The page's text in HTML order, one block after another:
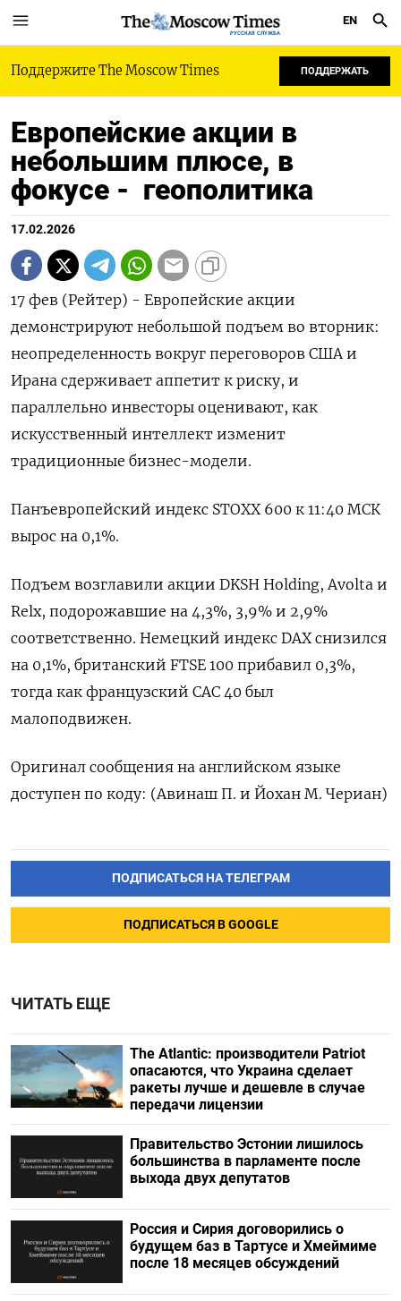
РУССКАЯ СЛУЖБА
EN
Поддержите The Moscow Times ПОДДЕРЖАТЬ
Европейские акции в
небольшим плюсе, в
фокусе - геополитика
17.02.2026
17 фев (Рейтер) - Европейские акции
демонстрируют небольшой подъем во ‌вторник:
неопределенность вокруг переговоров США и
Ирана сдерживает аппетит ​к ​риску, и
параллельно ​инвесторы оценивают, ⁠как
‌искусственный интеллект изменит
традиционные ‌бизнес-модели.
Панъевропейский индекс STOXX ​600 к ‌11:40 МСК
вырос на ​0,1%.
Подъем возглавили ‌акции DKSH Holding, Avolta и
Relx, подорожавшие на ​4,​3%, ‌3,9% и ​2,9%
соответственно. Немецкий индекс DAX снизился
на 0,1%, британский FTSE 100 прибавил 0,3%,
тогда ​как французский ⁠CAC 40 был
малоподвижен.
Оригинал сообщения ‌на английском языке
‌доступен по коду: (Авинаш ​П. и Йохан ‌М. Чериан)
ПОДПИСАТЬСЯ НА ТЕЛЕГРАМ
ПОДПИСАТЬСЯ В GOOGLE
ЧИТАТЬ ЕЩЕ
The Atlantic: производители Patriot
опасаются, что Украина сделает
ракеты лучше и дешевле в случае
передачи лицензии
Правительство Эстонии лишилось
большинства в парламенте после
выхода двух депутатов
Россия и Сирия договорились о
будущем баз в Тартусе и Хмеймиме
после 18 месяцев обсуждений